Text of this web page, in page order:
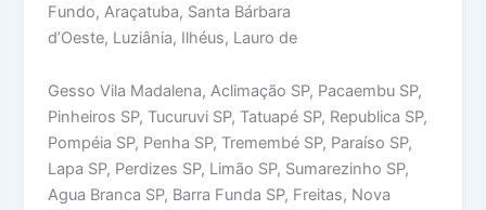
Fundo, Araçatuba, Santa Bárbara
d’Oeste, Luziânia, Ilhéus, Lauro de
Gesso Vila Madalena, Aclimação SP, Pacaembu SP,
Pinheiros SP, Tucuruvi SP, Tatuapé SP, Republica SP,
Pompéia SP, Penha SP, Tremembé SP, Paraíso SP,
Lapa SP, Perdizes SP, Limão SP, Sumarezinho SP,
Agua Branca SP, Barra Funda SP, Freitas, Nova